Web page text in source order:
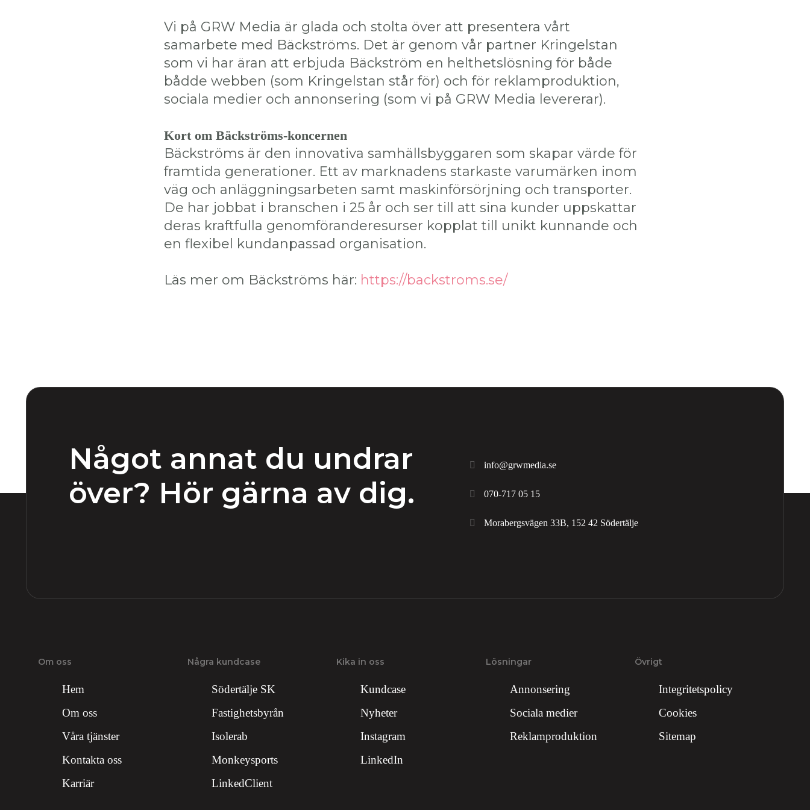
Vi på GRW Media är glada och stolta över att presentera vårt
samarbete med Bäckströms. Det är genom vår partner Kringelstan
som vi har äran att erbjuda Bäckström en helthetslösning för både
bådde webben (som Kringelstan står för) och för reklamproduktion,
sociala medier och annonsering (som vi på GRW Media levererar).
Kort om Bäckströms-koncernen
Bäckströms är den innovativa samhällsbyggaren som skapar värde för
framtida generationer. Ett av marknadens starkaste varumärken inom
väg och anläggningsarbeten samt maskinförsörjning och transporter.
De har jobbat i branschen i 25 år och ser till att sina kunder uppskattar
deras kraftfulla genomföranderesurser kopplat till unikt kunnande och
en flexibel kundanpassad organisation.
Läs mer om Bäckströms här: https://backstroms.se/
Något annat du undrar
över? Hör gärna av dig.
info@grwmedia.se
070-717 05 15
Morabergsvägen 33B, 152 42 Södertälje
Om oss
Hem
Om oss
Våra tjänster
Kontakta oss
Karriär
Några kundcase
Södertälje SK
Fastighetsbyrån
Isolerab
Monkeysports
LinkedClient
Kika in oss
Kundcase
Nyheter
Instagram
LinkedIn
Lösningar
Annonsering
Sociala medier
Reklamproduktion
Övrigt
Integritetspolicy
Cookies
Sitemap